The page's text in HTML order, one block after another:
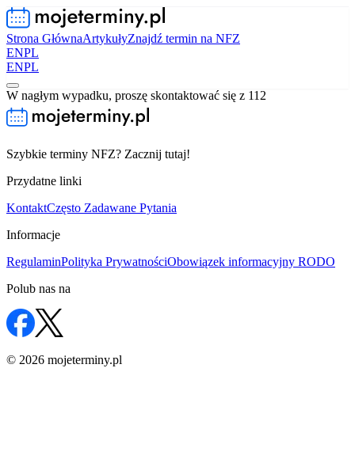
Strona GłównaArtykułyZnajdź termin na NFZ
ENPL
ENPL
W nagłym wypadku, proszę skontaktować się z 112
Szybkie terminy NFZ? Zacznij tutaj!
Przydatne linki
KontaktCzęsto Zadawane Pytania
Informacje
RegulaminPolityka PrywatnościObowiązek informacyjny RODO
Polub nas na
© 2026 mojeterminy.pl